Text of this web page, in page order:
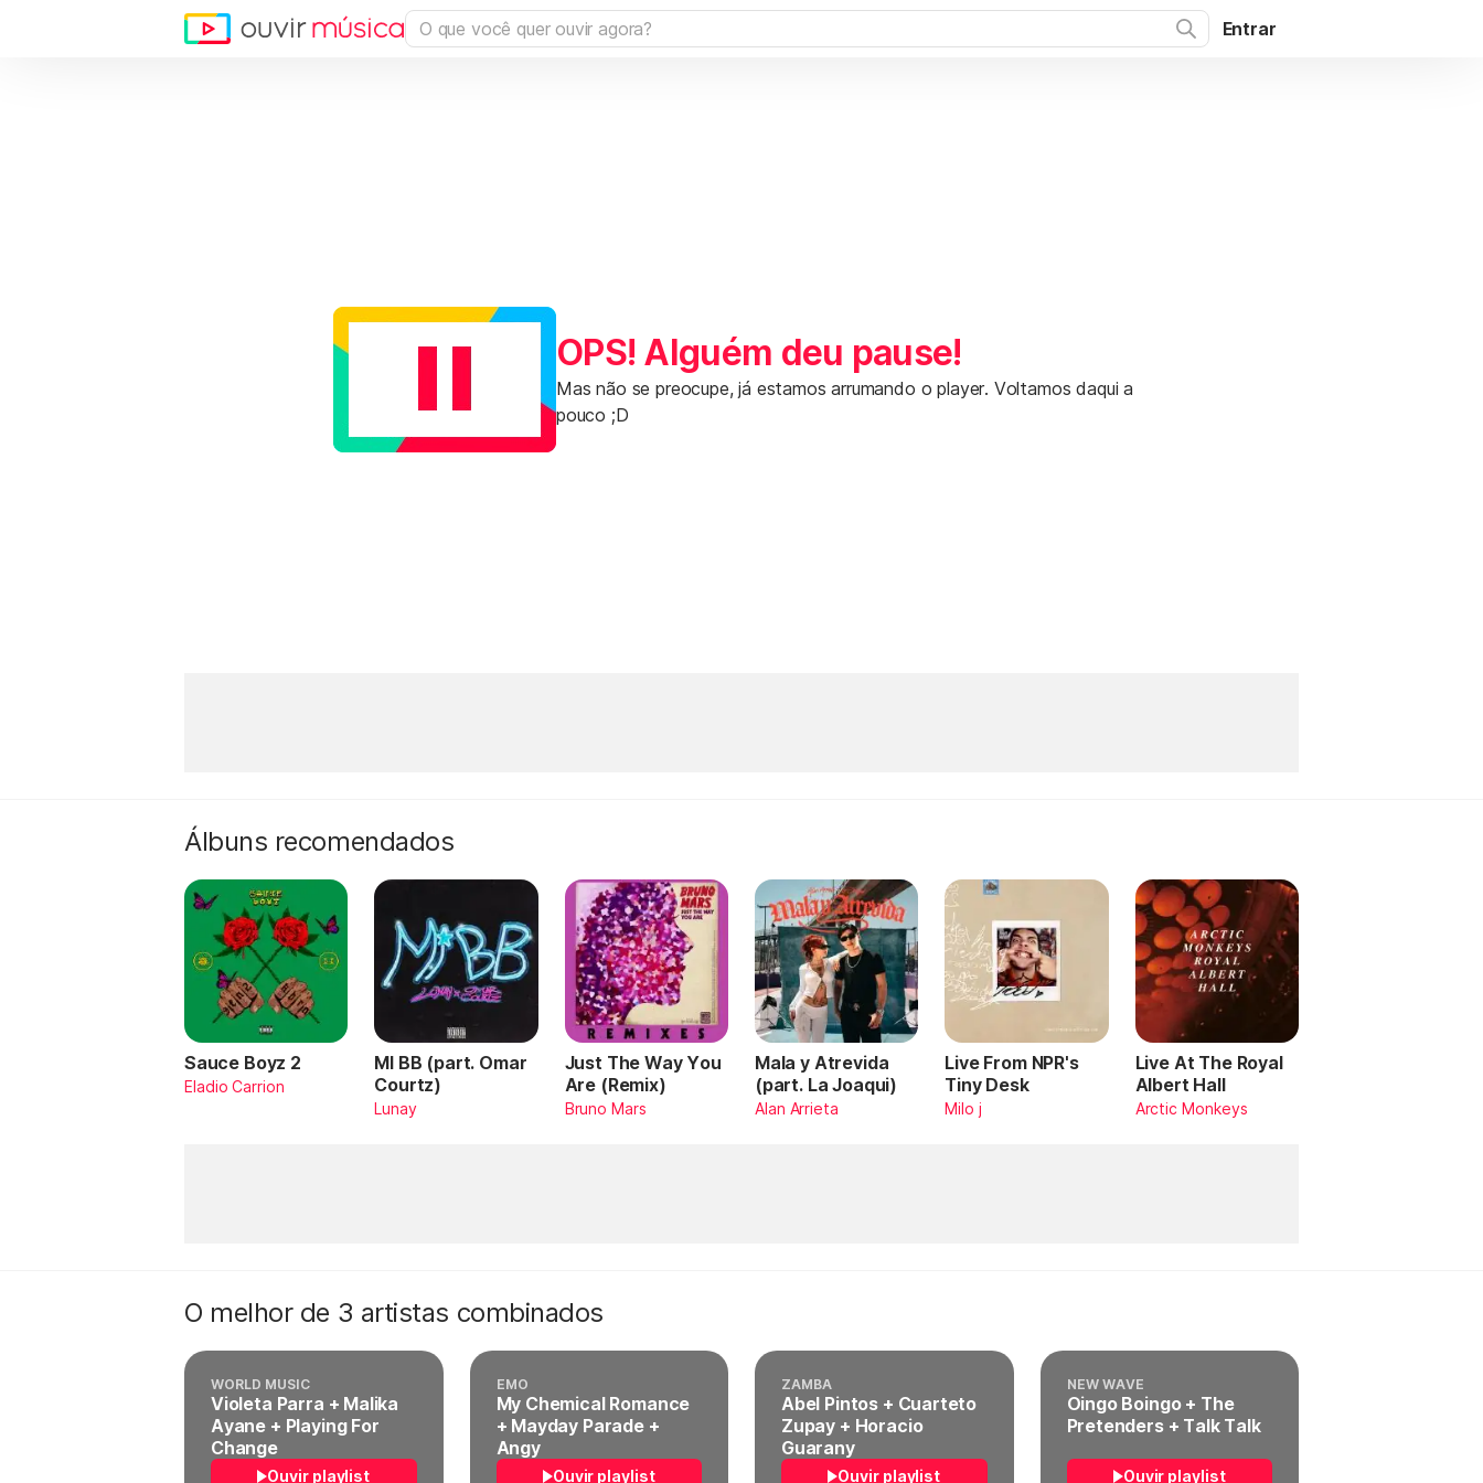
Entrar
OPS! Alguém deu pause!
Mas não se preocupe, já estamos arrumando o player. Voltamos daqui a
pouco ;D
Álbuns recomendados
Sauce Boyz 2
Eladio Carrion
MI BB (part. Omar
Courtz)
Lunay
Just The Way You
Are (Remix)
Bruno Mars
Mala y Atrevida
(part. La Joaqui)
Alan Arrieta
Live From NPR's
Tiny Desk
Milo j
Live At The Royal
Albert Hall
Arctic Monkeys
O melhor de 3 artistas combinados
WORLD MUSIC
Violeta Parra + Malika
Ayane + Playing For
Change
Ouvir playlist
EMO
My Chemical Romance
+ Mayday Parade +
Angy
Ouvir playlist
ZAMBA
Abel Pintos + Cuarteto
Zupay + Horacio
Guarany
Ouvir playlist
NEW WAVE
Oingo Boingo + The
Pretenders + Talk Talk
Ouvir playlist